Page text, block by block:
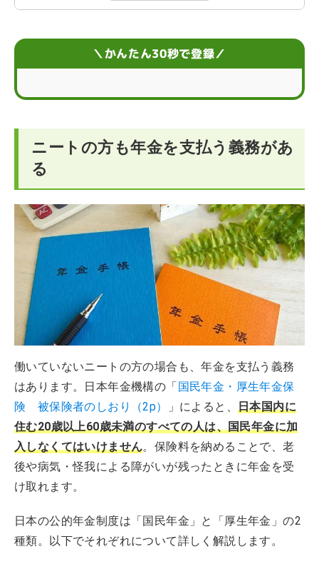
ニートの方が免除・猶予制度を利用するメリットとデメ
ニート期間に年金を未納していた場合は就職に影響す
もらえる年金を増やしたいニートの方は就職を目指そう
ニートの方の年金に関するQ＆A
＼かんたん30秒で登録／
ニートの方も年金を支払う義務があ
る
働いていないニートの方の場合も、年金を支払う義務
はあります。日本年金機構の「 国民年金・厚生年金保
険 被保険者のしおり（2p）
」によると、日本国内に
住む20歳以上60歳未満のすべての人は、国民年金に加
入しなくてはいけません。保険料を納めることで、老
後や病気・怪我による障がいが残ったときに年金を受
け取れます。
日本の公的年金制度は「国民年金」と「厚生年金」の2
種類。以下でそれぞれについて詳しく解説します。